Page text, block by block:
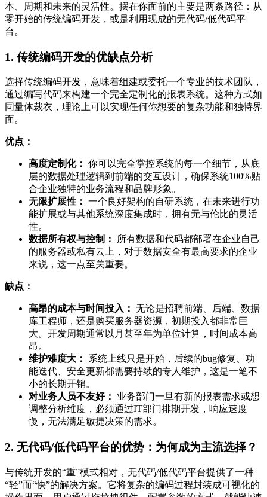
本、周期和未来的灵活性。摆在你面前的主要是两条路径：从
零开始的传统编码开发，或是利用现成的无代码/低代码平
台。
1. 传统编码开发的优缺点分析
选择传统编码开发，意味着组建或委托一个专业的技术团队，
通过编写代码来构建一个完全定制化的报表系统。这种方式如
同量体裁衣，理论上可以实现任何你想要的复杂功能和独特界
面。
优点：
高度定制化： 你可以完全掌控系统的每一个细节，从底
层的数据处理逻辑到前端的交互设计，确保系统100%贴
合企业独特的业务流程和品牌形象。
无限扩展性： 一个良好架构的自研系统，在未来进行功
能扩展或与其他系统深度集成时，拥有无与伦比的灵活
性。
数据所有权与控制：
所有数据和代码都部署在企业自己
的服务器或私有云上，对于数据安全有最高要求的企业
来说，这一点至关重要。
缺点：
高昂的成本与时间投入： 无论是招聘前端、后端、数据
库工程师，还是购买服务器资源，初期投入都非常巨
大。开发周期通常以月甚至年为单位计算，时间成本高
昂。
维护难度大：
系统上线只是开始，后续的bug修复、功
能迭代、安全更新都需要持续的专人维护，这是一笔不
小的长期开销。
对业务人员不友好：
业务部门一旦有新的报表需求或想
调整分析维度，必须通过IT部门排期开发，响应速度
慢，无法满足敏捷决策的需求。
2. 无代码/低代码平台的优势：为何成为主流选择？
与传统开发的“重”模式相对，无代码/低代码平台提供了一种
“轻”而“快”的解决方案。它将复杂的编码过程封装成可视化的